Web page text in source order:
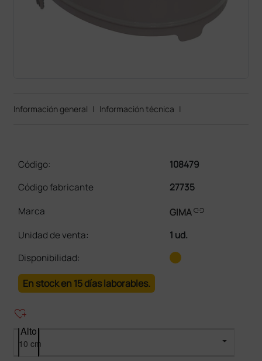
Información general | Información técnica |
Código:
108479
Código fabricante
27735
Marca
GIMAlink
Unidad de venta:
1 ud.
Disponibilidad:
En stock en 15 días laborables.
heart_plus
Alto